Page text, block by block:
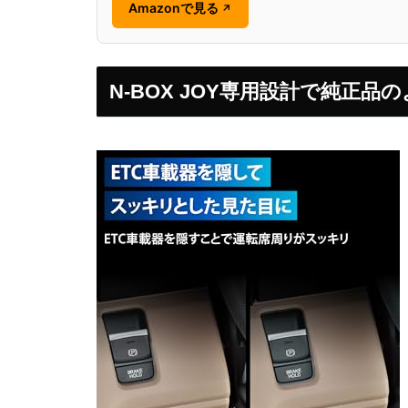
Amazonで見る ↗
N-BOX JOY専用設計で純正品の